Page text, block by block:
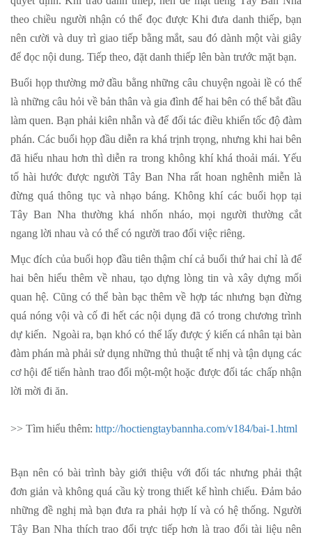
theo chiều người nhận có thể đọc được Khi đưa danh thiếp, bạn
nên cười và duy trì giao tiếp bằng mắt, sau đó dành một vài giây
để đọc nội dung. Tiếp theo, đặt danh thiếp lên bàn trước mặt bạn.
Buổi họp thường mở đầu bằng những câu chuyện ngoài lề có thể
là những câu hỏi về bản thân và gia đình để hai bên có thể bắt đầu
làm quen. Bạn phải kiên nhẫn và để đối tác điều khiển tốc độ đàm
phán. Các buổi họp đầu diễn ra khá trịnh trọng, nhưng khi hai bên
đã hiểu nhau hơn thì diễn ra trong không khí khá thoải mái. Yếu
tố hài hước được người Tây Ban Nha rất hoan nghênh miễn là
đừng quá thông tục và nhạo báng. Không khí các buổi họp tại
Tây Ban Nha thường khá nhốn nháo, mọi người thường cắt
ngang lời nhau và có thể có người trao đổi việc riêng.
Mục đích của buổi họp đầu tiên thậm chí cả buổi thứ hai chỉ là để
hai bên hiểu thêm về nhau, tạo dựng lòng tin và xây dựng mối
quan hệ. Cũng có thể bàn bạc thêm về hợp tác nhưng bạn đừng
quá nóng vội và cố đi hết các nội dụng đã có trong chương trình
dự kiến. Ngoài ra, bạn khó có thể lấy được ý kiến cá nhân tại bàn
đàm phán mà phải sử dụng những thủ thuật tế nhị và tận dụng các
cơ hội để tiến hành trao đổi một-một hoặc được đối tác chấp nhận
lời mời đi ăn.
>> Tìm hiểu thêm: http://hoctiengtaybannha.com/v184/bai-1.html
Bạn nên có bài trình bày giới thiệu với đối tác nhưng phải thật
đơn giản và không quá cầu kỳ trong thiết kế hình chiếu. Đảm bảo
những đề nghị mà bạn đưa ra phải hợp lí và có hệ thống. Người
Tây Ban Nha thích trao đổi trực tiếp hơn là trao đổi tài liệu nên